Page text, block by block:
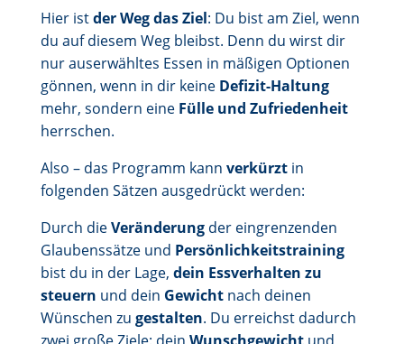
Hier istder Weg das Ziel: Du bist am Ziel, wenn
du auf diesem Weg bleibst. Denn du wirst dir
nur auserwähltes Essen in mäßigen Optionen
gönnen, wenn in dir keine Defizit-Haltung
mehr, sondern eine Fülle und Zufriedenheit
herrschen.
Also – das Programm kann verkürzt in
folgenden Sätzen ausgedrückt werden:
Durch dieVeränderungder eingrenzenden
Glaubenssätze und Persönlichkeitstraining
bist du in der Lage, dein Essverhalten zu
steuern und dein Gewichtnach deinen
Wünschen zu gestalten. Du erreichst dadurch